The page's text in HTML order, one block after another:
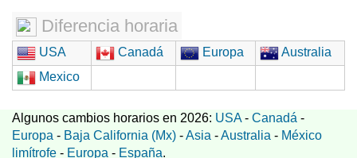
Diferencia horaria
USA Canadá Europa
Australia
Mexico
Algunos cambios horarios en 2026: USA- Canadá -
Europa - Baja California (Mx) -Asia -Australia - México
limítrofe - Europa - España.